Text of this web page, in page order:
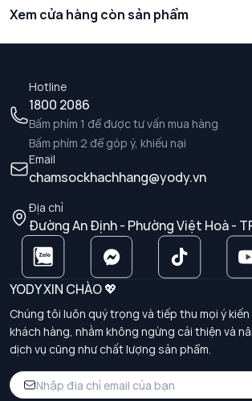
Xem cửa hàng còn sản phẩm
Hotline
1800 2086
Bấm phím 1 để được tư vấn mua hàng
Bấm phím 2 để góp ý, khiếu nại
Email
chamsockhachhang@yody.vn
Địa chỉ
Đường An Định - Phường Việt Hoà -
YODY XIN CHÀO 💖
Chúng tôi luôn quý trọng và tiếp thu mọi ý
khách hàng, nhằm không ngừng cải thiện và
dịch vụ cũng như chất lượng sản phẩm.